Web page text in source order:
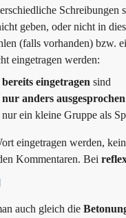
geben, oder nicht in
(falls vorhanden) bzw.
eingetragen werden:
bereits eingetragen sind
nur anders ausgesprochen
ein kleine Gruppe als
eingetragen werden,
Kommentaren. Bei
auch gleich die